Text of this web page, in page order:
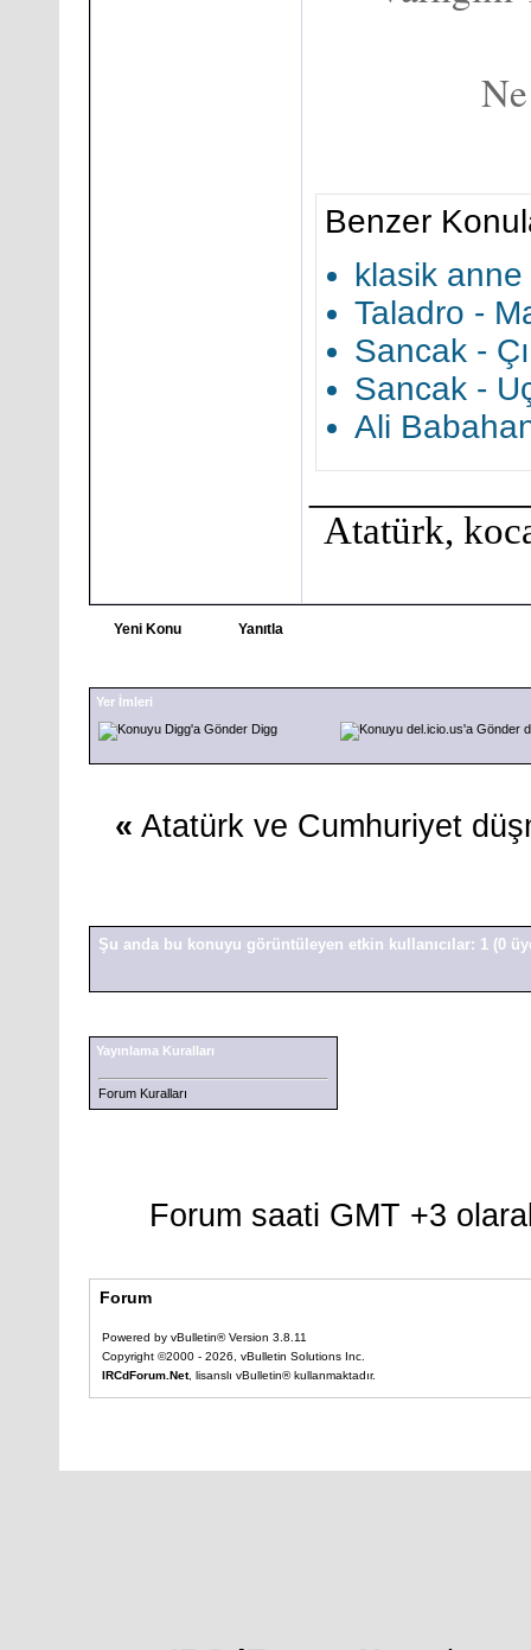
Benzer
klasik
Taladro -
Sancak -
Sancak -
Ali
Atatürk,
Yeni Konu Yanıtla
Yer İmleri
Digg
« Atatürk ve Cumhuriyet
Şu anda bu konuyu görüntüleyen etkin kullanıcılar: 1 (0
Yayınlama Kuralları
Forum Kuralları
Forum saati GMT +3
Forum
Powered by vBulletin® Version 3.8.11
Copyright ©2000 - 2026, vBulletin Solutions Inc.
IRCdForum.Net, lisanslı vBulletin® kullanmaktadır.